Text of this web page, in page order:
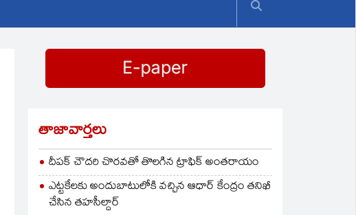
తాజావార్తలు
దీపక్ చౌదరి చొరవతో తొలగిన ట్రాఫిక్‌ అంతరాయం
ఎట్టకేలకు అందుబాటులోకి వచ్చిన ఆధార్ కేంద్రం తనిఖీ
చేసిన తహసీల్దార్